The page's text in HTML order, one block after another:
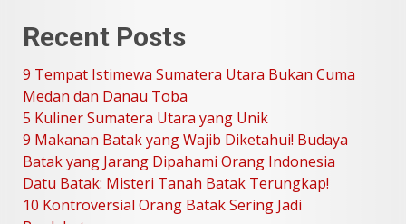
9 Tempat Istimewa Sumatera
Utara Bukan Cuma Medan dan
Juli 31, 2026
2
5 Kuliner Sumatera Utara yang
Unik
Juli 13, 2026
Recent Posts
9 Tempat Istimewa Sumatera Utara Bukan Cuma
Medan dan Danau Toba
5 Kuliner Sumatera Utara yang Unik
9 Makanan Batak yang Wajib Diketahui! Budaya
Batak yang Jarang Dipahami Orang Indonesia
Datu Batak: Misteri Tanah Batak Terungkap!
10 Kontroversial Orang Batak Sering Jadi